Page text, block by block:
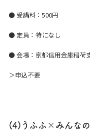
● 受講料：500円
● 定員：特になし
● 会場：京都信用金庫稲荷
＞申込不要
(4)うふふ×みんなの